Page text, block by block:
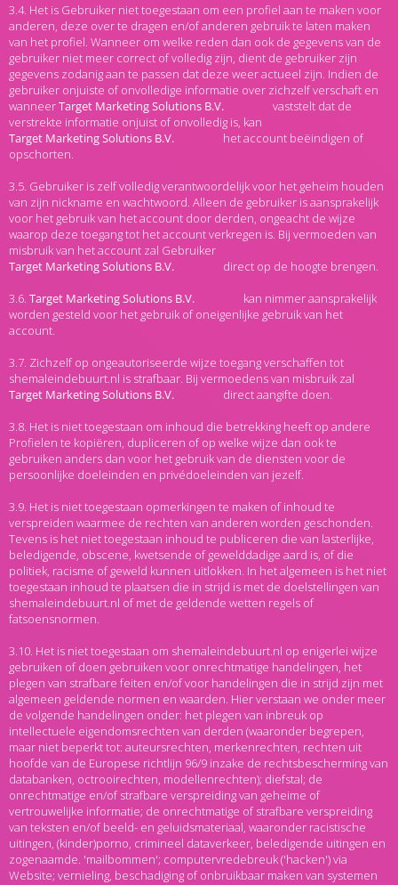
3.4. Het is Gebruiker niet toegestaan om een profiel aan te maken voor
anderen, deze over te dragen en/of anderen gebruik te laten maken
van het profiel. Wanneer om welke reden dan ook de gegevens van de
gebruiker niet meer correct of volledig zijn, dient de gebruiker zijn
gegevens zodanig aan te passen dat deze weer actueel zijn. Indien de
gebruiker onjuiste of onvolledige informatie over zichzelf verschaft en
wanneer
vaststelt dat de
verstrekte informatie onjuist of onvolledig is, kan
het account beëindigen of
opschorten.
3.5. Gebruiker is zelf volledig verantwoordelijk voor het geheim houden
van zijn nickname en wachtwoord. Alleen de gebruiker is aansprakelijk
voor het gebruik van het account door derden, ongeacht de wijze
waarop deze toegang tot het account verkregen is. Bij vermoeden van
misbruik van het account zal Gebruiker
direct op de hoogte brengen.
3.6.
kan nimmer aansprakelijk
worden gesteld voor het gebruik of oneigenlijke gebruik van het
account.
3.7. Zichzelf op ongeautoriseerde wijze toegang verschaffen tot
shemaleindebuurt.nl is strafbaar. Bij vermoedens van misbruik zal
direct aangifte doen.
3.8. Het is niet toegestaan om inhoud die betrekking heeft op andere
Profielen te kopiëren, dupliceren of op welke wijze dan ook te
gebruiken anders dan voor het gebruik van de diensten voor de
persoonlijke doeleinden en privédoeleinden van jezelf.
3.9. Het is niet toegestaan opmerkingen te maken of inhoud te
verspreiden waarmee de rechten van anderen worden geschonden.
Tevens is het niet toegestaan inhoud te publiceren die van lasterlijke,
beledigende, obscene, kwetsende of gewelddadige aard is, of die
politiek, racisme of geweld kunnen uitlokken. In het algemeen is het niet
toegestaan inhoud te plaatsen die in strijd is met de doelstellingen van
shemaleindebuurt.nl of met de geldende wetten regels of
fatsoensnormen.
3.10. Het is niet toegestaan om shemaleindebuurt.nl op enigerlei wijze
gebruiken of doen gebruiken voor onrechtmatige handelingen, het
plegen van strafbare feiten en/of voor handelingen die in strijd zijn met
algemeen geldende normen en waarden. Hier verstaan we onder meer
de volgende handelingen onder: het plegen van inbreuk op
intellectuele eigendomsrechten van derden (waaronder begrepen,
maar niet beperkt tot: auteursrechten, merkenrechten, rechten uit
hoofde van de Europese richtlijn 96/9 inzake de rechtsbescherming van
databanken, octrooirechten, modellenrechten); diefstal; de
onrechtmatige en/of strafbare verspreiding van geheime of
vertrouwelijke informatie; de onrechtmatige of strafbare verspreiding
van teksten en/of beeld- en geluidsmateriaal, waaronder racistische
uitingen, (kinder)porno, crimineel dataverkeer, beledigende uitingen en
zogenaamde. 'mailbommen'; computervredebreuk ('hacken') via
Website; vernieling, beschadiging of onbruikbaar maken van systemen